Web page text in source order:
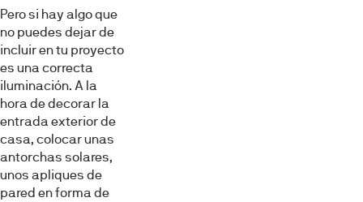
Pero si hay algo que
no puedes dejar de
incluir en tu proyecto
es una correcta
iluminación. A la
hora de decorar la
entrada exterior de
casa, colocar unas
antorchas solares,
unos apliques de
pared en forma de